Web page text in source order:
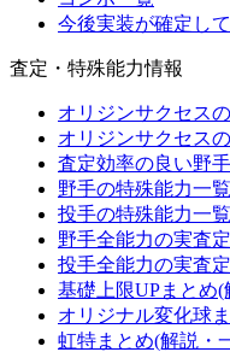
今後実装が確定し
査定・特殊能力情報
オリジンサクセス
オリジンサクセス
査定効率の良い野
野手の特殊能力一覧
投手の特殊能力一覧
野手全能力の実査
投手全能力の実査
基礎上限UPまとめ
オリジナル変化球
虹特まとめ(解説・